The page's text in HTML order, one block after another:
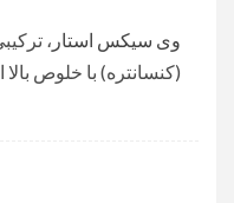
وی سیکس استار ،
(کنسانتره) با خلوص